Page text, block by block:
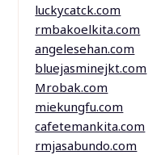
luckycatck.com
rmbakoelkita.com
angelesehan.com
bluejasminejkt.com
Mrobak.com
miekungfu.com
cafetemankita.com
rmjasabundo.com